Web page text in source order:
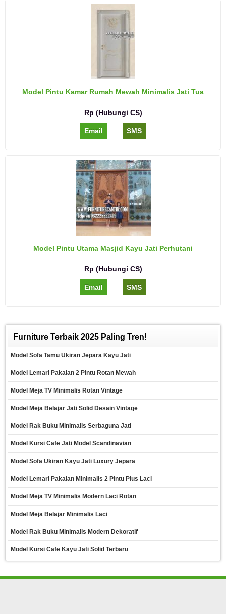
Model Pintu Kamar Rumah Mewah Minimalis Jati Tua
Rp (Hubungi CS)
Email SMS
Model Pintu Utama Masjid Kayu Jati Perhutani
Rp (Hubungi CS)
Email SMS
Furniture Terbaik 2025 Paling Tren!
Model Sofa Tamu Ukiran Jepara Kayu Jati
Model Lemari Pakaian 2 Pintu Rotan Mewah
Model Meja TV Minimalis Rotan Vintage
Model Meja Belajar Jati Solid Desain Vintage
Model Rak Buku Minimalis Serbaguna Jati
Model Kursi Cafe Jati Model Scandinavian
Model Sofa Ukiran Kayu Jati Luxury Jepara
Model Lemari Pakaian Minimalis 2 Pintu Plus Laci
Model Meja TV Minimalis Modern Laci Rotan
Model Meja Belajar Minimalis Laci
Model Rak Buku Minimalis Modern Dekoratif
Model Kursi Cafe Kayu Jati Solid Terbaru